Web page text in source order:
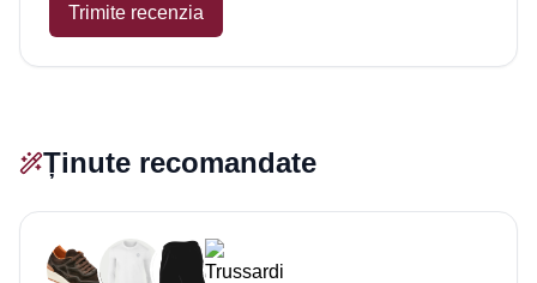
Trimite recenzia
Ținute recomandate